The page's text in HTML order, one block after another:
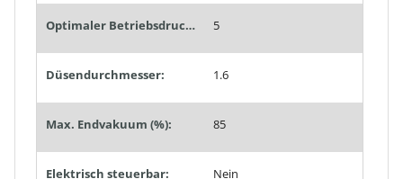
Optimaler Betriebsdruck (bar): 5
Düsendurchmesser: 1.6
Max. Endvakuum (%): 85
Elektrisch steuerbar: Nein